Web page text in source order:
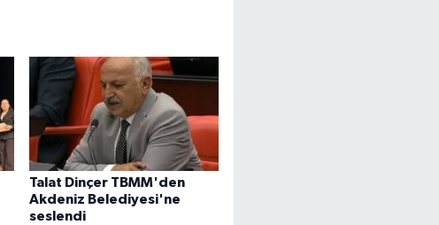
Talat Dinçer TBMM'den
Akdeniz Belediyesi'ne
seslendi